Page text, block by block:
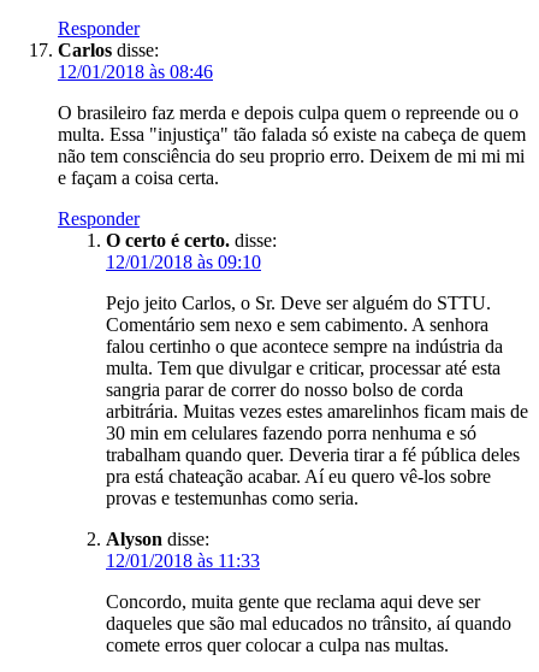
Responder
Carlos disse:
12/01/2018 às 08:46
O brasileiro faz merda e depois culpa quem o repreende ou o
multa. Essa "injustiça" tão falada só existe na cabeça de quem
não tem consciência do seu proprio erro. Deixem de mi mi mi
e façam a coisa certa.
Responder
O certo é certo. disse:
12/01/2018 às 09:10
Pejo jeito Carlos, o Sr. Deve ser alguém do STTU.
Comentário sem nexo e sem cabimento. A senhora
falou certinho o que acontece sempre na indústria da
multa. Tem que divulgar e criticar, processar até esta
sangria parar de correr do nosso bolso de corda
arbitrária. Muitas vezes estes amarelinhos ficam mais de
30 min em celulares fazendo porra nenhuma e só
trabalham quando quer. Deveria tirar a fé pública deles
pra está chateação acabar. Aí eu quero vê-los sobre
provas e testemunhas como seria.
Alyson disse:
12/01/2018 às 11:33
Concordo, muita gente que reclama aqui deve ser
daqueles que são mal educados no trânsito, aí quando
comete erros quer colocar a culpa nas multas.